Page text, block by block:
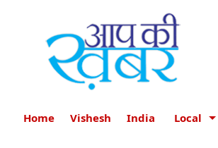
Home Vishesh India Local